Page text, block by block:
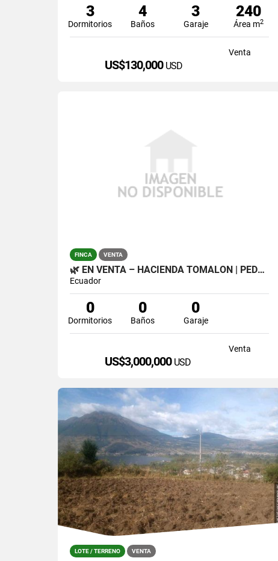
3
Dormitorios
4
Baños
3
Garaje
240
Área m2
Venta
US$130,000 USD
FINCA VENTA
🌿 EN VENTA – HACIENDA TOMALÓN | PEDRO MONCAYO 🌿
Ecuador
0
Dormitorios
0
Baños
0
Garaje
Venta
US$3,000,000 USD
LOTE / TERRENO VENTA